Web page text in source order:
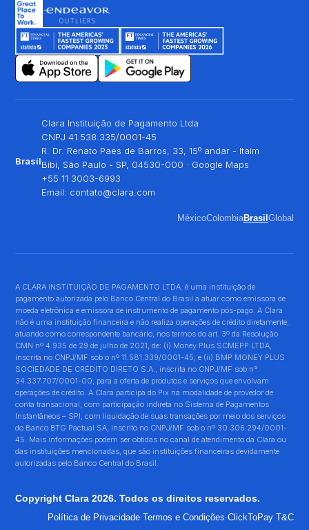
Brasil
Clara Instituição de Pagamento Ltda
CNPJ 41.538.335/0001-45
R. Dr. Renato Paes de Barros, 33, 15º andar - Itaim
Bibi, São Paulo - SP, 04530-000 · Google Maps
+55 11 3003-6993
Email: contato@clara.com
MéxicoColombiaBrasilGlobal
A CLARA INSTITUIÇÃO DE PAGAMENTO LTDA. é uma instituição de
pagamento autorizada pelo Banco Central do Brasil a atuar como emissora de
moeda eletrônica e emissora de instrumento de pagamento pós-pago. A Clara
não é uma instituição financeira e não realiza operações de crédito diretamente,
atuando como correspondente bancário, nos termos do art. 3º da Resolução
CMN nº 4.935 de 29 de julho de 2021, de: (i) Money Plus SCMEPP LTDA,
inscrita no CNPJ/MF sob o nº 11.581.339/0001-45; e (ii) BMP MONEY PLUS
SOCIEDADE DE CRÉDITO DIRETO S.A., inscrita no CNPJ/MF sob n°
34.337.707/0001-00, para a oferta de produtos e serviços que envolvam
operações de crédito. A Clara participa do Pix na modalidade de provedor de
conta transacional, com participação indireta no Sistema de Pagamentos
Instantâneos – SPI, com liquidação de suas transações por meio dos serviços
do Banco BTG Pactual SA, inscrito no CNPJ/MF sob o nº 30.306.294/0001-
45. Mais informações podem ser obtidas no canal de atendimento da Clara ou
das instituições mencionadas, que são instituições financeiras devidamente
autorizadas pelo Banco Central do Brasil.
Copyright Clara 2026. Todos os direitos reservados.
Política de Privacidade·Termos e Condições·ClickToPay T&C